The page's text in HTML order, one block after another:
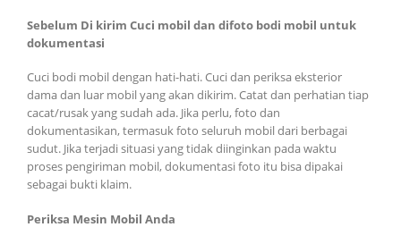
Sebelum Di kirim Cuci mobil dan difoto bodi mobil untuk
dokumentasi
Cuci bodi mobil dengan hati-hati. Cuci dan periksa eksterior
dama dan luar mobil yang akan dikirim. Catat dan perhatian tiap
cacat/rusak yang sudah ada. Jika perlu, foto dan
dokumentasikan, termasuk foto seluruh mobil dari berbagai
sudut. Jika terjadi situasi yang tidak diinginkan pada waktu
proses pengiriman mobil, dokumentasi foto itu bisa dipakai
sebagai bukti klaim.
Periksa Mesin Mobil Anda